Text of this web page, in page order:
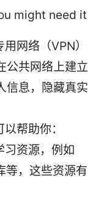
might need it
网络（VPN）
公共网络上建立
信息，隐藏真实
帮助你：
习资源，例如
等，这些资源有